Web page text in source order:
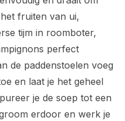
fruiten van ui,
tijm in roomboter,
perfect
de paddenstoelen voeg
en laat je het geheel
je de soep tot een
erdoor en werk je